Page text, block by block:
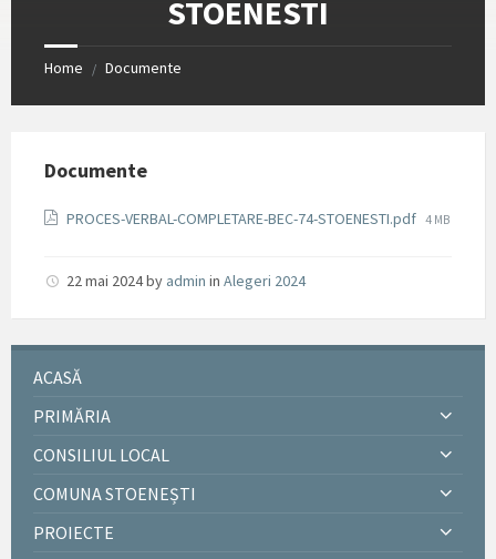
STOENESTI
Home / Documente
Documente
PROCES-VERBAL-COMPLETARE-BEC-74-STOENESTI.pdf File
4 MB
22 mai 2024by admin in Alegeri 2024
ACASĂ
PRIMĂRIA
CONSILIUL LOCAL
COMUNA STOENEȘTI
PROIECTE